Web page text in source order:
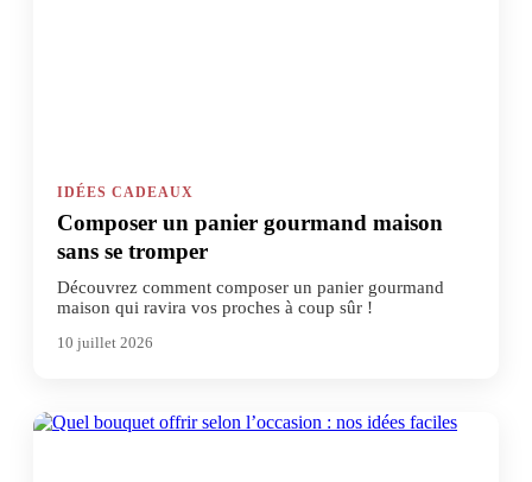
IDÉES CADEAUX
Composer un panier gourmand maison
sans se tromper
Découvrez comment composer un panier gourmand
maison qui ravira vos proches à coup sûr !
10 juillet 2026